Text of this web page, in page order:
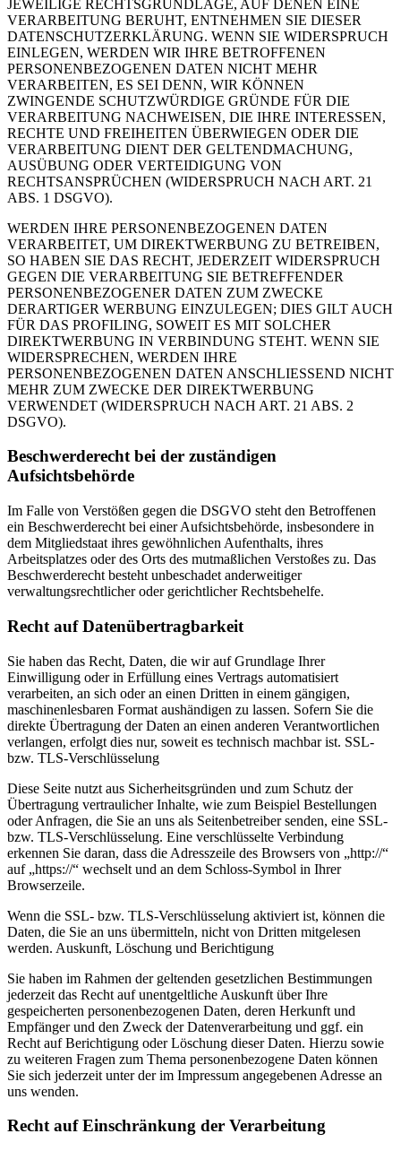
JEWEILIGE RECHTSGRUNDLAGE, AUF DENEN EINE
VERARBEITUNG BERUHT, ENTNEHMEN SIE DIESER
DATENSCHUTZERKLÄRUNG. WENN SIE WIDERSPRUCH
EINLEGEN, WERDEN WIR IHRE BETROFFENEN
PERSONENBEZOGENEN DATEN NICHT MEHR
VERARBEITEN, ES SEI DENN, WIR KÖNNEN
ZWINGENDE SCHUTZWÜRDIGE GRÜNDE FÜR DIE
VERARBEITUNG NACHWEISEN, DIE IHRE INTERESSEN,
RECHTE UND FREIHEITEN ÜBERWIEGEN ODER DIE
VERARBEITUNG DIENT DER GELTENDMACHUNG,
AUSÜBUNG ODER VERTEIDIGUNG VON
RECHTSANSPRÜCHEN (WIDERSPRUCH NACH ART. 21
ABS. 1 DSGVO).
WERDEN IHRE PERSONENBEZOGENEN DATEN
VERARBEITET, UM DIREKTWERBUNG ZU BETREIBEN,
SO HABEN SIE DAS RECHT, JEDERZEIT WIDERSPRUCH
GEGEN DIE VERARBEITUNG SIE BETREFFENDER
PERSONENBEZOGENER DATEN ZUM ZWECKE
DERARTIGER WERBUNG EINZULEGEN; DIES GILT AUCH
FÜR DAS PROFILING, SOWEIT ES MIT SOLCHER
DIREKTWERBUNG IN VERBINDUNG STEHT. WENN SIE
WIDERSPRECHEN, WERDEN IHRE
PERSONENBEZOGENEN DATEN ANSCHLIESSEND NICHT
MEHR ZUM ZWECKE DER DIREKTWERBUNG
VERWENDET (WIDERSPRUCH NACH ART. 21 ABS. 2
DSGVO).
Beschwerderecht bei der zuständigen
Aufsichtsbehörde
Im Falle von Verstößen gegen die DSGVO steht den Betroffenen
ein Beschwerderecht bei einer Aufsichtsbehörde, insbesondere in
dem Mitgliedstaat ihres gewöhnlichen Aufenthalts, ihres
Arbeitsplatzes oder des Orts des mutmaßlichen Verstoßes zu. Das
Beschwerderecht besteht unbeschadet anderweitiger
verwaltungsrechtlicher oder gerichtlicher Rechtsbehelfe.
Recht auf Datenübertragbarkeit
Sie haben das Recht, Daten, die wir auf Grundlage Ihrer
Einwilligung oder in Erfüllung eines Vertrags automatisiert
verarbeiten, an sich oder an einen Dritten in einem gängigen,
maschinenlesbaren Format aushändigen zu lassen. Sofern Sie die
direkte Übertragung der Daten an einen anderen Verantwortlichen
verlangen, erfolgt dies nur, soweit es technisch machbar ist. SSL-
bzw. TLS-Verschlüsselung
Diese Seite nutzt aus Sicherheitsgründen und zum Schutz der
Übertragung vertraulicher Inhalte, wie zum Beispiel Bestellungen
oder Anfragen, die Sie an uns als Seitenbetreiber senden, eine SSL-
bzw. TLS-Verschlüsselung. Eine verschlüsselte Verbindung
erkennen Sie daran, dass die Adresszeile des Browsers von „http://“
auf „https://“ wechselt und an dem Schloss-Symbol in Ihrer
Browserzeile.
Wenn die SSL- bzw. TLS-Verschlüsselung aktiviert ist, können die
Daten, die Sie an uns übermitteln, nicht von Dritten mitgelesen
werden. Auskunft, Löschung und Berichtigung
Sie haben im Rahmen der geltenden gesetzlichen Bestimmungen
jederzeit das Recht auf unentgeltliche Auskunft über Ihre
gespeicherten personenbezogenen Daten, deren Herkunft und
Empfänger und den Zweck der Datenverarbeitung und ggf. ein
Recht auf Berichtigung oder Löschung dieser Daten. Hierzu sowie
zu weiteren Fragen zum Thema personenbezogene Daten können
Sie sich jederzeit unter der im Impressum angegebenen Adresse an
uns wenden.
Recht auf Einschränkung der Verarbeitung